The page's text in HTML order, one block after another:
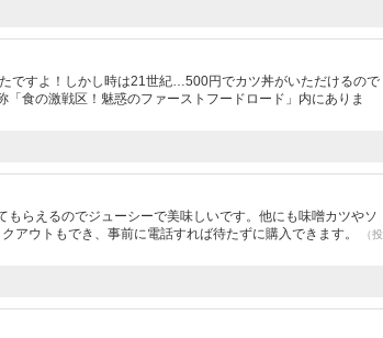
ですよ！しかし時は21世紀…500円でカツ丼がいただけるので
食の激戦区！魅惑のファーストフードロード」内にありま
らえるのでジューシーで美味しいです。他にも味噌カツやソ
アウトもでき、事前に電話すれば待たずに購入できます。
（投